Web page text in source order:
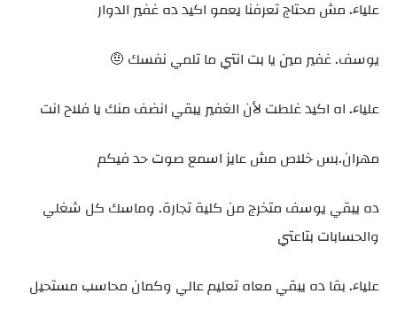
علياء. مش محتاج تعرفنا يعمو اكيد ده غفير الدوار
يوسف. غفير مين يا بت انتي ما تلمي نفسك 🤨
علياء. اه اكيد غلطت لأن الغفير يبقي انضف منك يا فلاح انت
مهران.بس خلاص مش عايز اسمع صوت حد فيكم
ده يبقي يوسف متخرج من كلية تجارة. وماسك كل شغلي
والحسابات بتاعتي
علياء. بقا ده يبقي معاه تعليم عالي وكمان محاسب مستحيل